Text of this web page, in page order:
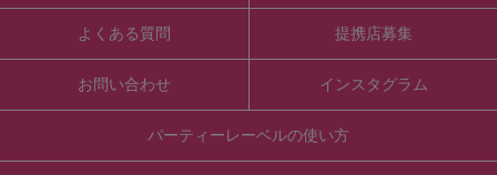
よくある質問
お問い合わせ
提携店募集
インスタグラム
パーティーレーベルの使い方